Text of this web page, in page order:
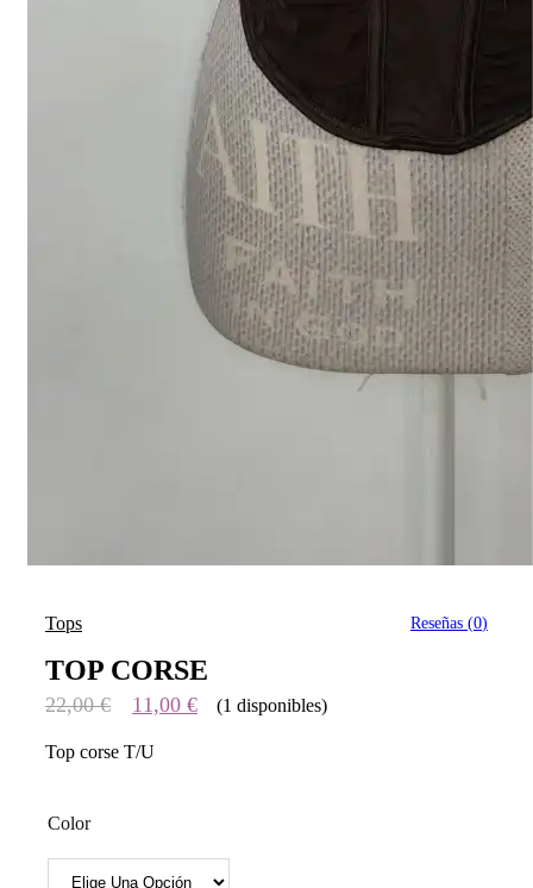
Tops Reseñas (0)
TOP CORSE
22,00€ 11,00 € (1 disponibles)
Top corse T/U
Color